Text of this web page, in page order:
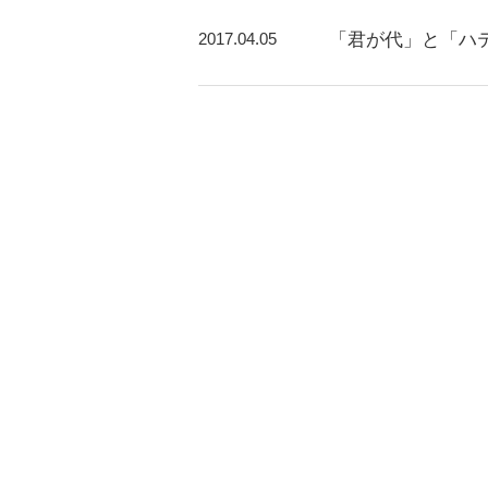
2017.04.05 「君が代」と「ハ